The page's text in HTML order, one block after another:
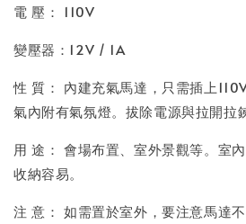
電 壓： 110V
變壓器：12V / 1A
性 質： 內建充氣馬達，只需插上
氣內附有氣氛燈。拔除電源與拉開拉
用 途： 會場布置、室外景觀等。室
收納容易。
注 意： 如需置於室外，要注意馬達